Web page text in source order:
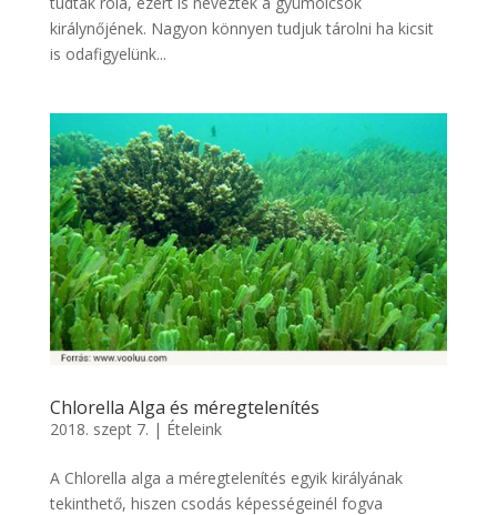
királynőjének. Nagyon könnyen tudjuk tárolni ha kicsit
is odafigyelünk...
Chlorella Alga és méregtelenítés
2018. szept 7. | Ételeink
A Chlorella alga a méregtelenítés egyik királyának
tekinthető, hiszen csodás képességeinél fogva